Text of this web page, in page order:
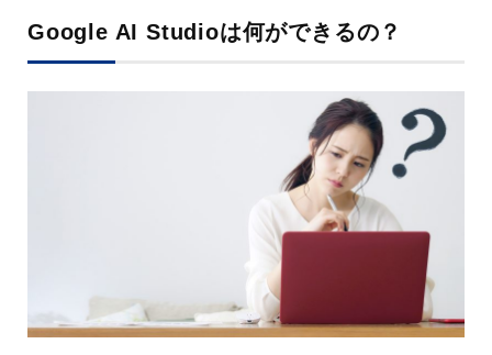
Google AI Studioは何ができるの？